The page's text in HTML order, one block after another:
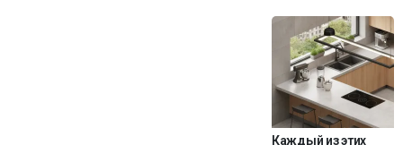
Каждый из этих